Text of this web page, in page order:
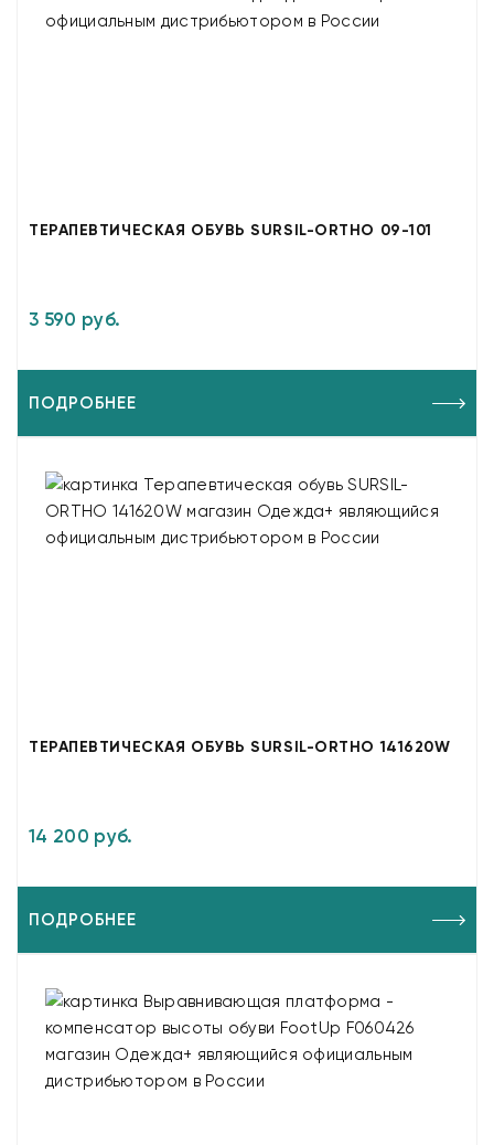
ТЕРАПЕВТИЧЕСКАЯ ОБУВЬ SURSIL-ORTHO 09-101
3 590 руб.
ПОДРОБНЕЕ
ТЕРАПЕВТИЧЕСКАЯ ОБУВЬ SURSIL-ORTHO 141620W
14 200 руб.
ПОДРОБНЕЕ